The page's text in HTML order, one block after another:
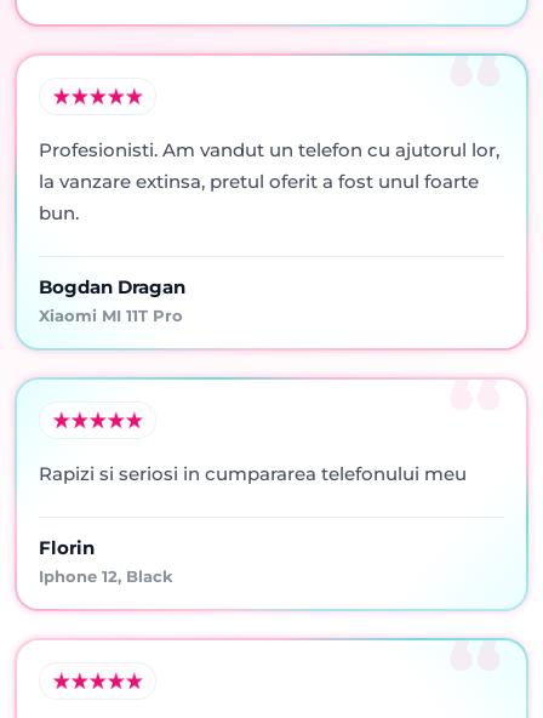
Profesionisti. Am vandut un telefon cu ajutorul lor,
la vanzare extinsa, pretul oferit a fost unul foarte
bun.
Bogdan Dragan
Xiaomi MI 11T Pro
Rapizi si seriosi in cumpararea telefonului meu
Florin
Iphone 12, Black